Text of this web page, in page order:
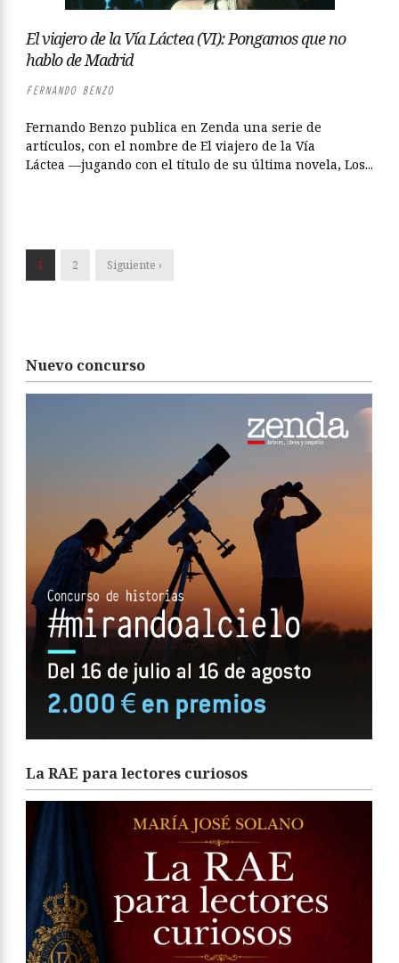
El viajero de la Vía Láctea (VI): Pongamos que no
hablo de Madrid
FERNANDO BENZO
Fernando Benzo publica en Zenda una serie de
artículos, con el nombre de El viajero de la Vía
Láctea —jugando con el título de su última novela, Los...
1 2 Siguiente ›
Nuevo concurso
La RAE para lectores curiosos